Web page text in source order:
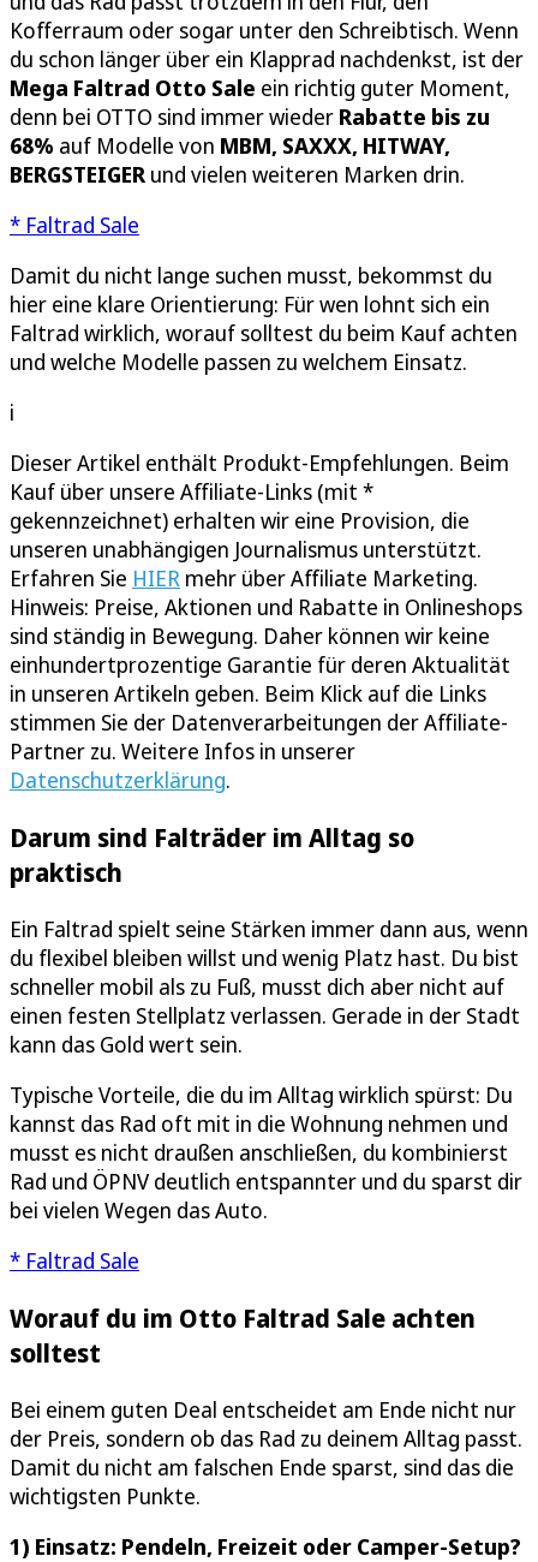
Kofferraum oder sogar unter den Schreibtisch. Wenn
du schon länger über ein Klapprad nachdenkst, ist der
Mega Faltrad Otto Sale ein richtig guter Moment,
denn bei OTTO sind immer wieder Rabatte bis zu
68% auf Modelle von MBM, SAXXX, HITWAY,
BERGSTEIGER und vielen weiteren Marken drin.
* Faltrad Sale
Damit du nicht lange suchen musst, bekommst du
hier eine klare Orientierung: Für wen lohnt sich ein
Faltrad wirklich, worauf solltest du beim Kauf achten
und welche Modelle passen zu welchem Einsatz.
i
Dieser Artikel enthält Produkt-Empfehlungen. Beim
Kauf über unsere Affiliate-Links (mit *
gekennzeichnet) erhalten wir eine Provision, die
unseren unabhängigen Journalismus unterstützt.
Erfahren Sie HIER mehr über Affiliate Marketing.
Hinweis: Preise, Aktionen und Rabatte in Onlineshops
sind ständig in Bewegung. Daher können wir keine
einhundertprozentige Garantie für deren Aktualität
in unseren Artikeln geben. Beim Klick auf die Links
stimmen Sie der Datenverarbeitungen der Affiliate-
Partner zu. Weitere Infos in unserer
Datenschutzerklärung.
Darum sind Falträder im Alltag so
praktisch
Ein Faltrad spielt seine Stärken immer dann aus, wenn
du flexibel bleiben willst und wenig Platz hast. Du bist
schneller mobil als zu Fuß, musst dich aber nicht auf
einen festen Stellplatz verlassen. Gerade in der Stadt
kann das Gold wert sein.
Typische Vorteile, die du im Alltag wirklich spürst: Du
kannst das Rad oft mit in die Wohnung nehmen und
musst es nicht draußen anschließen, du kombinierst
Rad und ÖPNV deutlich entspannter und du sparst dir
bei vielen Wegen das Auto.
* Faltrad Sale
Worauf du im Otto Faltrad Sale achten
solltest
Bei einem guten Deal entscheidet am Ende nicht nur
der Preis, sondern ob das Rad zu deinem Alltag passt.
Damit du nicht am falschen Ende sparst, sind das die
wichtigsten Punkte.
1) Einsatz: Pendeln, Freizeit oder Camper-Setup?